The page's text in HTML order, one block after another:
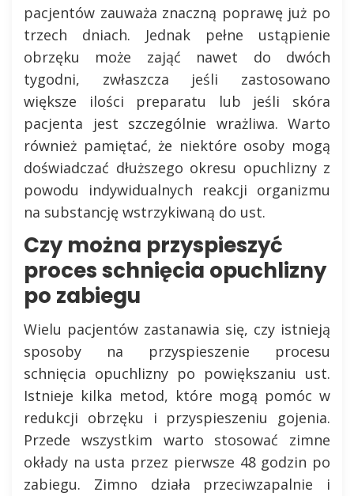
pacjentów zauważa znaczną poprawę już po
trzech dniach. Jednak pełne ustąpienie
obrzęku może zająć nawet do dwóch
tygodni, zwłaszcza jeśli zastosowano
większe ilości preparatu lub jeśli skóra
pacjenta jest szczególnie wrażliwa. Warto
również pamiętać, że niektóre osoby mogą
doświadczać dłuższego okresu opuchlizny z
powodu indywidualnych reakcji organizmu
na substancję wstrzykiwaną do ust.
Czy można przyspieszyć
proces schnięcia opuchlizny
po zabiegu
Wielu pacjentów zastanawia się, czy istnieją
sposoby na przyspieszenie procesu
schnięcia opuchlizny po powiększaniu ust.
Istnieje kilka metod, które mogą pomóc w
redukcji obrzęku i przyspieszeniu gojenia.
Przede wszystkim warto stosować zimne
okłady na usta przez pierwsze 48 godzin po
zabiegu. Zimno działa przeciwzapalnie i